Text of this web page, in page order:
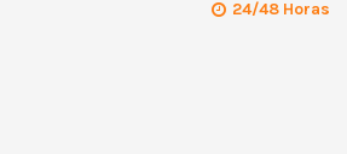
24/48 Horas